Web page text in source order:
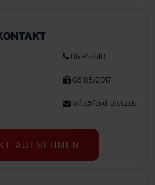
06185/610
06185/2017
info@ford-dietz.de
AUFNEHMEN